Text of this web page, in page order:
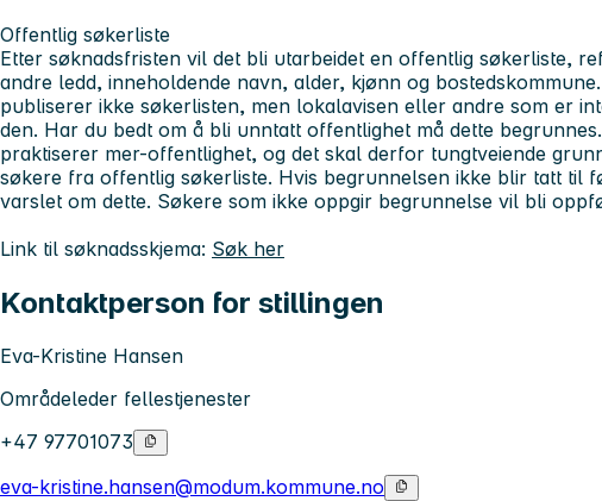
Offentlig søkerliste
Etter søknadsfristen vil det bli utarbeidet en offentlig søkerliste,
andre ledd, inneholdende navn, alder, kjønn og
publiserer ikke søkerlisten, men lokalavisen eller andre som er
den. Har du bedt om å bli unntatt offentlighet må dette
praktiserer mer-offentlighet, og det skal derfor tungtveiende
søkere fra offentlig søkerliste. Hvis begrunnelsen ikke blir tatt til
varslet om dette. Søkere som ikke oppgir begrunnelse vil bli
Link til søknadsskjema: Søk her
Kontaktperson for stillingen
Eva-Kristine Hansen
Områdeleder fellestjenester
+47 97701073
eva-kristine.hansen@modum.kommune.no